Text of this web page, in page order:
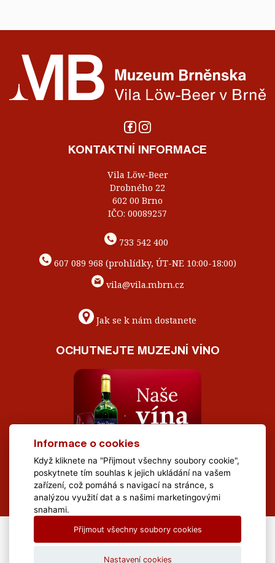
KONTAKTNÍ INFORMACE
Vila Löw-Beer
Drobného 22
602 00 Brno
IČO: 00089257
733 542 400
607 089 968 (prohlídky, ÚT-NE 10:00-18:00)
vila@vila.mbrn.cz
Jak se k nám dostanete
OCHUTNEJTE MUZEJNÍ VÍNO
All Rights Reserved Muzeum Brněnska © 2020, Webdesign by
Informace o cookies
Když kliknete na "Přijmout všechny soubory cookie",
poskytnete tím souhlas k jejich ukládání na vašem
zařízení, což pomáhá s navigací na stránce, s
analýzou využití dat a s našimi marketingovými
snahami.
Přijmout všechny soubory cookies
Nastavení cookies